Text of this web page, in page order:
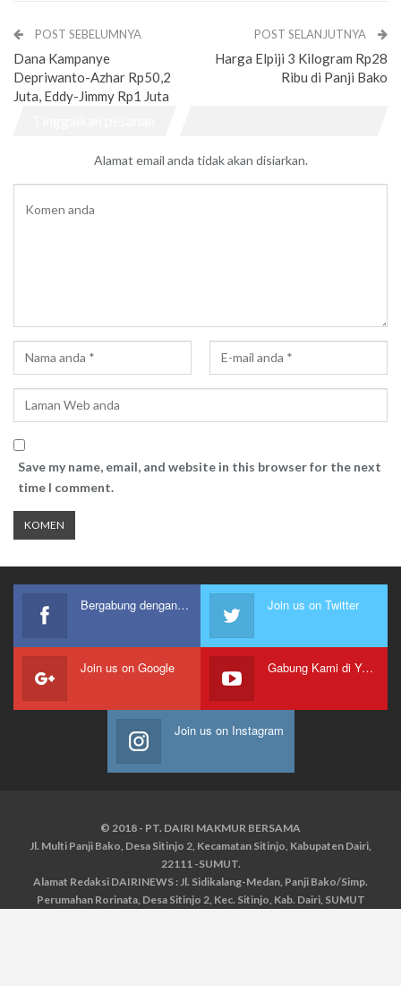
POST SEBELUMNYA
Dana Kampanye
Depriwanto-Azhar Rp50,2
Juta, Eddy-Jimmy Rp1 Juta
POST SELANJUTNYA
Harga Elpiji 3 Kilogram Rp28
Ribu di Panji Bako
Alamat email anda tidak akan disiarkan.
Save my name, email, and website in this browser for the next
time I comment.
Bergabung dengan kami Join us on Twitter
Join us on Google Gabung Kami di Youtube
Join us on Instagram
© 2018 - PT. DAIRI MAKMUR BERSAMA
Jl. Multi Panji Bako, Desa Sitinjo 2, Kecamatan Sitinjo, Kabupaten Dairi,
22111 -SUMUT.
Alamat Redaksi DAIRINEWS : Jl. Sidikalang-Medan, Panji Bako/Simp.
Perumahan Rorinata, Desa Sitinjo 2, Kec. Sitinjo, Kab. Dairi, SUMUT